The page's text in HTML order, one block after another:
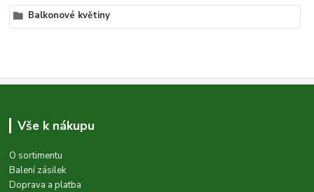
Balkonové květiny
Vše k nákupu
O sortimentu
Balení zásilek
Doprava a platba